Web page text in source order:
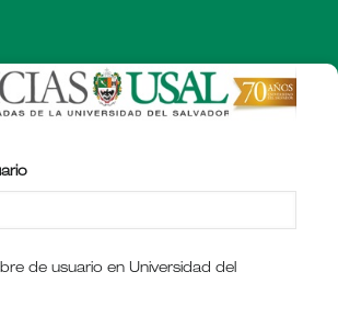
de usuario en Universidad del